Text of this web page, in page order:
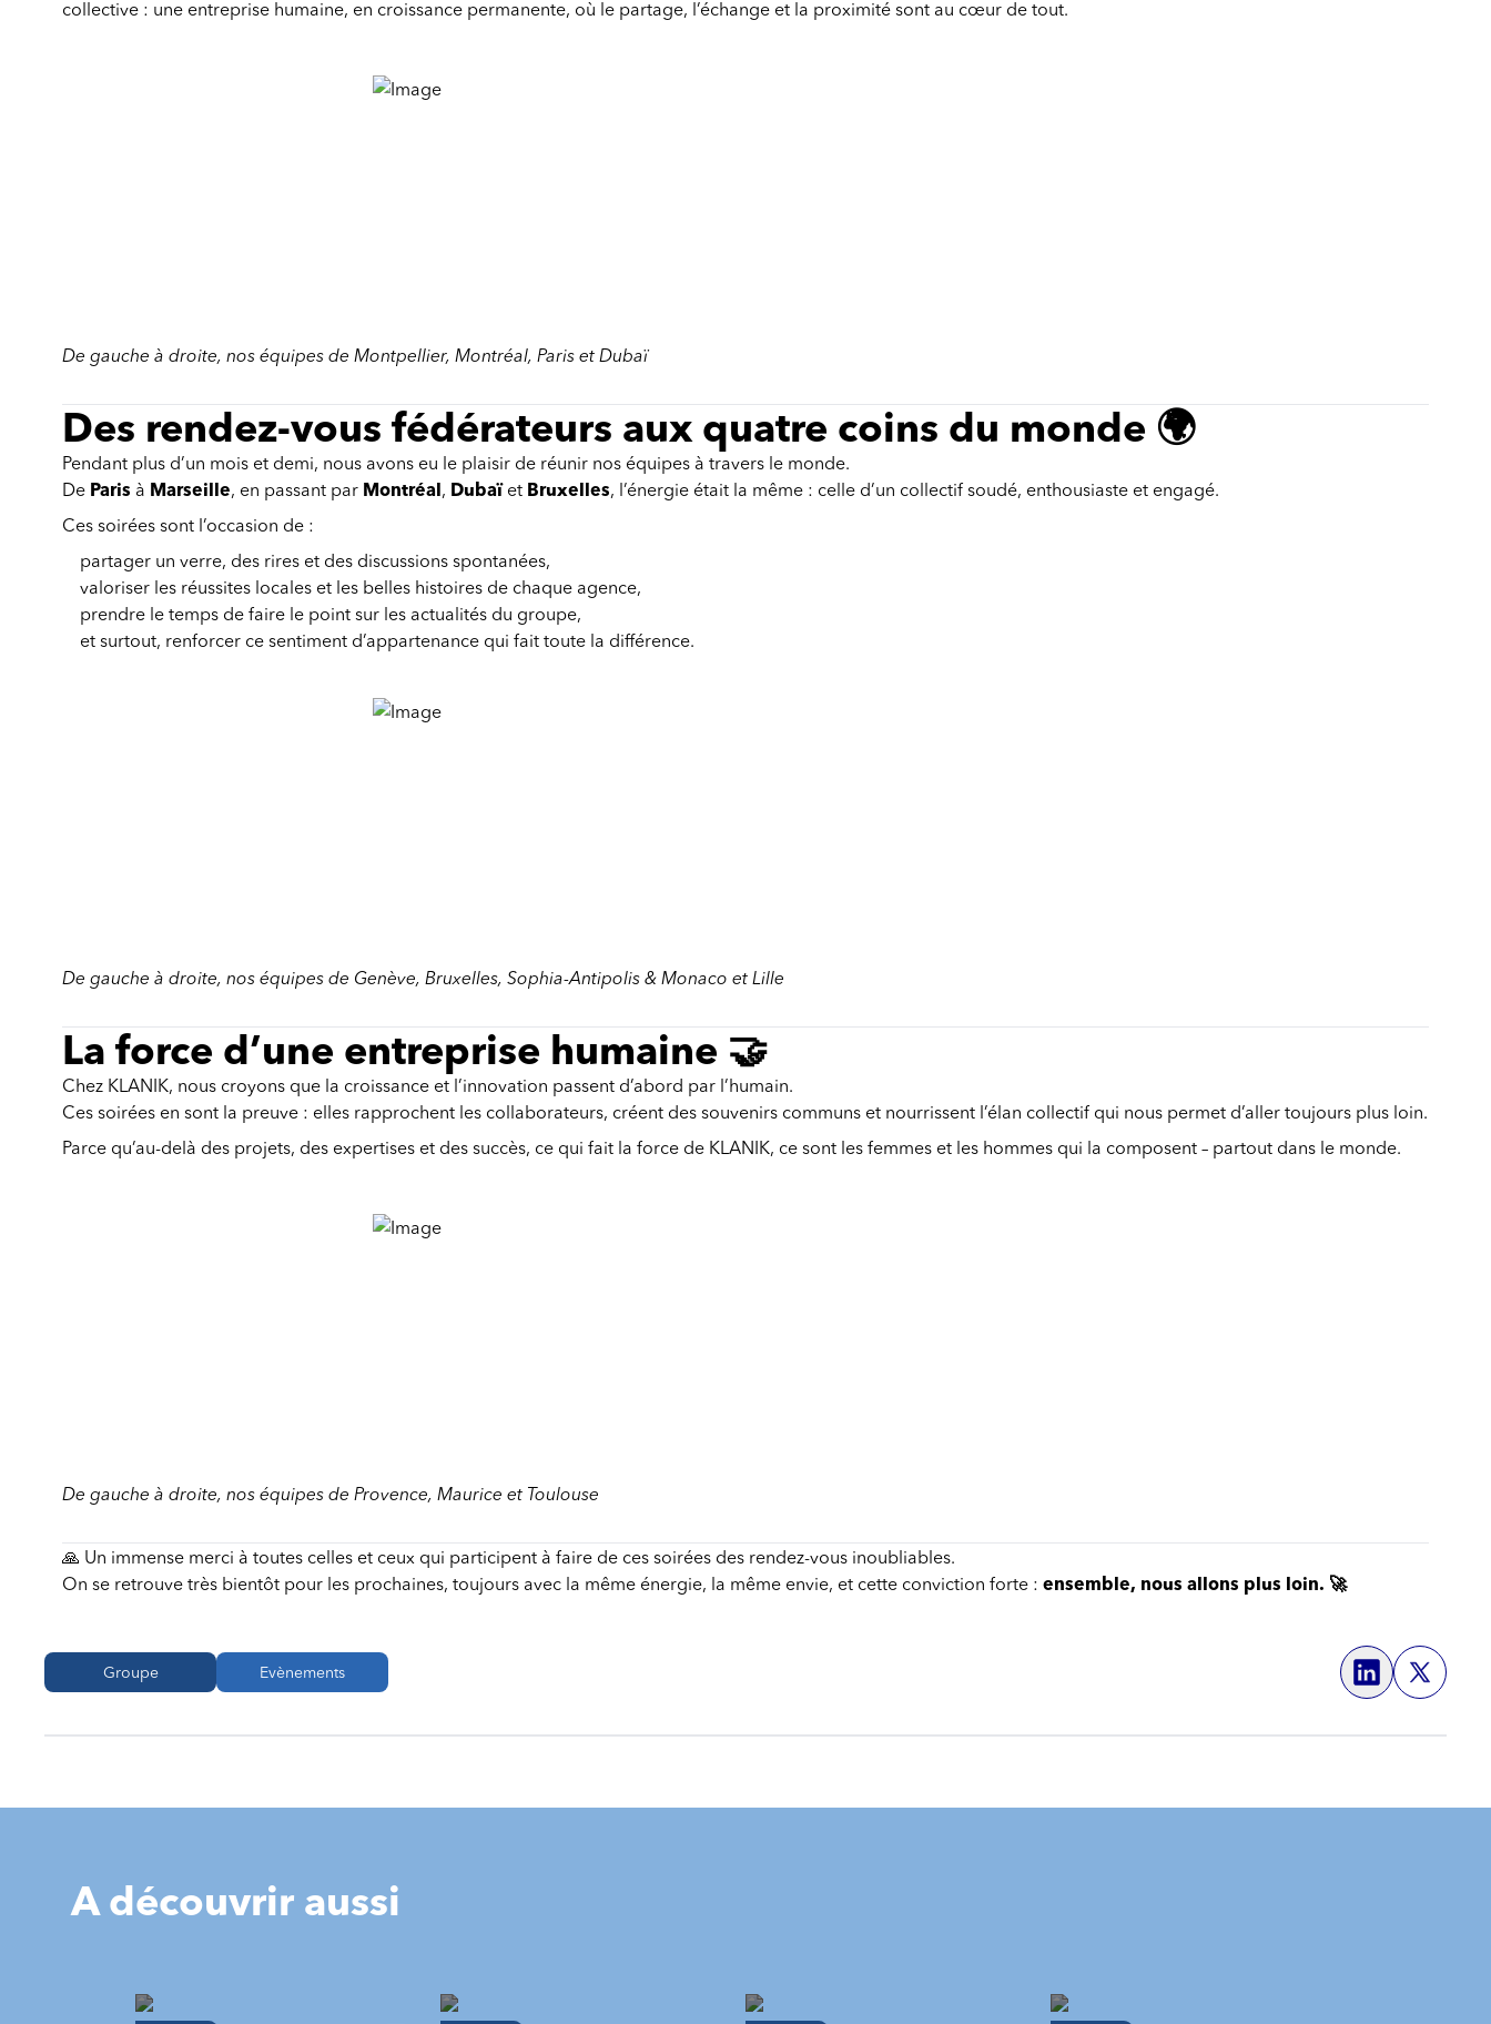
collective : une entreprise humaine, en croissance permanente, où le partage, l’échange et la proximité sont au cœur de tout.
De gauche à droite, nos équipes de Montpellier, Montréal, Paris et Dubaï
Des rendez-vous fédérateurs aux quatre coins du monde 🌍
Pendant plus d’un mois et demi, nous avons eu le plaisir de réunir nos équipes à travers le monde.
De Paris à Marseille, en passant par Montréal, Dubaïet Bruxelles, l’énergie était la même : celle d’un collectif soudé, enthousiaste et engagé.
Ces soirées sont l’occasion de :
partager un verre, des rires et des discussions spontanées,
valoriser les réussites locales et les belles histoires de chaque agence,
prendre le temps de faire le point sur les actualités du groupe,
et surtout, renforcer ce sentiment d’appartenance qui fait toute la différence.
De gauche à droite, nos équipes de Genève, Bruxelles, Sophia-Antipolis & Monaco et Lille
La force d’une entreprise humaine 🤝
Chez KLANIK, nous croyons que la croissance et l’innovation passent d’abord par l’humain.
Ces soirées en sont la preuve : elles rapprochent les collaborateurs, créent des souvenirs communs et nourrissent l’élan collectif qui nous permet d’aller toujours plus loin.
Parce qu’au-delà des projets, des expertises et des succès, ce qui fait la force de KLANIK, ce sont les femmes et les hommes qui la composent – partout dans le monde.
De gauche à droite, nos équipes de Provence, Maurice et Toulouse
🙏 Un immense merci à toutes celles et ceux qui participent à faire de ces soirées des rendez-vous inoubliables.
On se retrouve très bientôt pour les prochaines, toujours avec la même énergie, la même envie, et cette conviction forte : ensemble, nous allons plus loin. 🚀
Groupe Evènements
Share
A découvrir aussi